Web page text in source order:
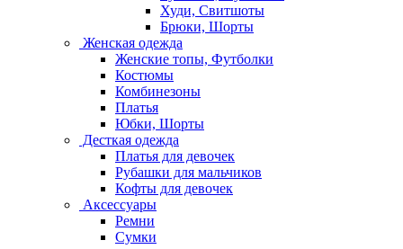
Худи, Свитшоты
Брюки, Шорты
Женская одежда
Женские топы, Футболки
Костюмы
Комбинезоны
Платья
Юбки, Шорты
Десткая одежда
Платья для девочек
Рубашки для мальчиков
Кофты для девочек
Аксессуары
Ремни
Сумки